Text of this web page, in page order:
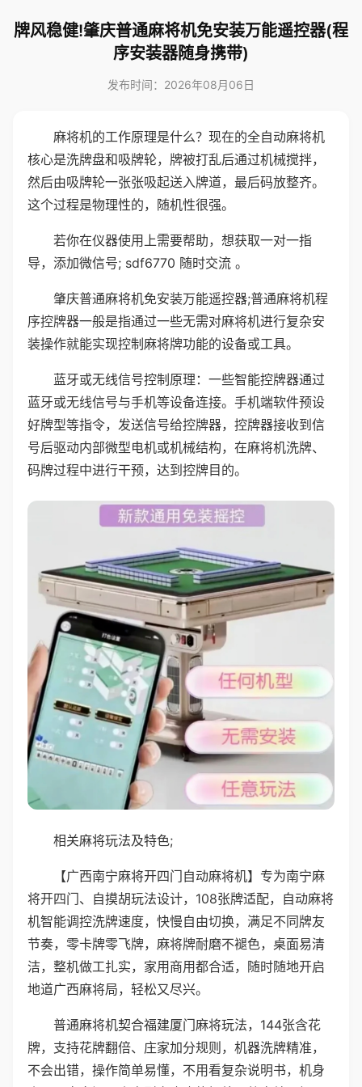
牌风稳健!肇庆普通麻将机免安装万能遥控器(程
序安装器随身携带)
发布时间：2026年08月06日
麻将机的工作原理是什么？现在的全自动麻将机
核心是洗牌盘和吸牌轮，牌被打乱后通过机械搅拌，
然后由吸牌轮一张张吸起送入牌道，最后码放整齐。
这个过程是物理性的，随机性很强。
若你在仪器使用上需要帮助，想获取一对一指
导，添加微信号; sdf6770 随时交流 。
肇庆普通麻将机免安装万能遥控器;普通麻将机程
序控牌器一般是指通过一些无需对麻将机进行复杂安
装操作就能实现控制麻将牌功能的设备或工具。
蓝牙或无线信号控制原理：一些智能控牌器通过
蓝牙或无线信号与手机等设备连接。手机端软件预设
好牌型等指令，发送信号给控牌器，控牌器接收到信
号后驱动内部微型电机或机械结构，在麻将机洗牌、
码牌过程中进行干预，达到控牌目的。
相关麻将玩法及特色;
【广西南宁麻将开四门自动麻将机】专为南宁麻
将开四门、自摸胡玩法设计，108张牌适配，自动麻将
机智能调控洗牌速度，快慢自由切换，满足不同牌友
节奏，零卡牌零飞牌，麻将牌耐磨不褪色，桌面易清
洁，整机做工扎实，家用商用都合适，随时随地开启
地道广西麻将局，轻松又尽兴。
普通麻将机契合福建厦门麻将玩法，144张含花
牌，支持花牌翻倍、庄家加分规则，机器洗牌精准，
不会出错，操作简单易懂，不用看复杂说明书，机身